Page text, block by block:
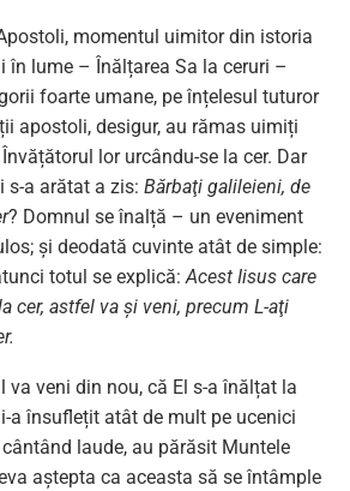
momentul uimitor din istoria
în lume – Înălțarea Sa la ceruri –
foarte umane, pe înțelesul tuturor
apostoli, desigur, au rămas uimiți
lor urcându-se la cer. Dar
s-a arătat a zis: Bărbaţi galileieni, de
? Domnul se înalță – un eveniment
și deodată cuvinte atât de simple:
totul se explică:Acest Iisus care
cer, astfel va şi veni, precum L-aţi
va veni din nou, că El s-a înălțat la
a însuflețit atât de mult pe ucenici
laude, au părăsit Muntele
aștepta ca aceasta să se întâmple